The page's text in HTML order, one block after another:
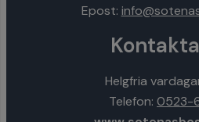
Epost:
Helgfria
Telefon: 0523-